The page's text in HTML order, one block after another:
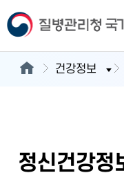
건강정보
정신건강정